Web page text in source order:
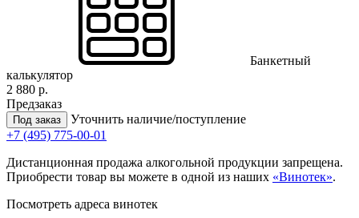
Банкетный
калькулятор
2 880 р.
Предзаказ
Под заказ
Уточнить наличие/поступление
+7 (495) 775-00-01
Дистанционная продажа алкогольной продукции запрещена.
Приобрести товар вы можете в одной из наших «Винотек».
Посмотреть адреса винотек